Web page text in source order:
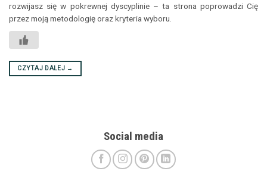
rozwijasz się w pokrewnej dyscyplinie – ta strona poprowadzi Cię
przez moją metodologię oraz kryteria wyboru.
CZYTAJ DALEJ →
Social media